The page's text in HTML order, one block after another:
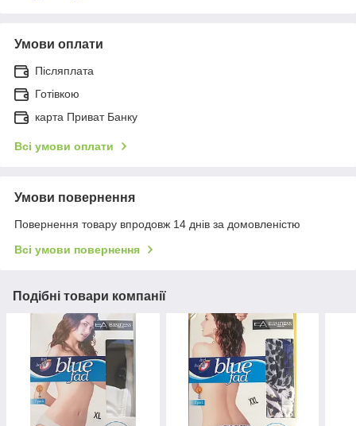
Умови оплати
Післяплата
Готівкою
карта Приват Банку
Всі умови оплати
Умови повернення
Повернення товару впродовж 14 днів за домовленістю
Всі умови повернення
Подібні товари компанії